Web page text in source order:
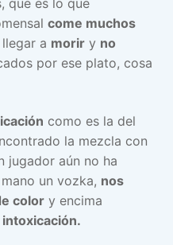
come muchos
a morir y no
por ese plato, cosa
como es la del
la mezcla con
jugador aún no ha
un vozka, nos
color y encima